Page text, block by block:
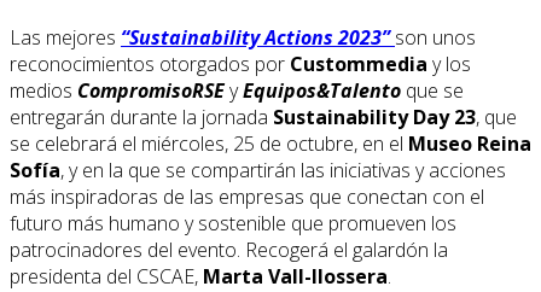
Las mejores “Sustainability Actions 2023”son unos
reconocimientos otorgados por Custommedia y los
medios CompromisoRSEyEquipos&Talento que se
entregarán durante la jornada Sustainability Day 23, que
se celebrará el miércoles, 25 de octubre, en el Museo Reina
Sofía, y en la que se compartirán las iniciativas y acciones
más inspiradoras de las empresas que conectan con el
futuro más humano y sostenible que promueven los
patrocinadores del evento. Recogerá el galardón la
presidenta del CSCAE, Marta Vall-llossera.